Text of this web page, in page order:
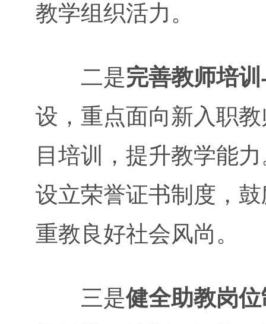
教学组织活力。
二是完善教师培
设，重点面向新入职
目培训，提升教学能
设立荣誉证书制度，
重教良好社会风尚。
三是健全助教岗